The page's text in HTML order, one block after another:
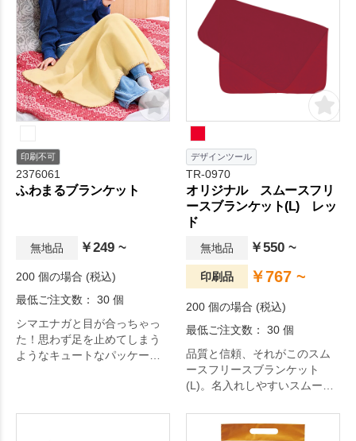
印刷不可
2376061
ふわまるブランケット
無地品 ￥249 ~
200 個の場合 (税込)
最低ご注文数： 30 個
シマエナガと目が合っちゃっ
た！思わず足を止めてしまう
ようなキュートなパッケージ
デザインツール
TR-0970
オリジナル スムースフリ
ースブランケット(L) レッ
ド
無地品 ￥550 ~
印刷品 ￥767 ~
200 個の場合 (税込)
最低ご注文数： 30 個
品質と信頼、それがこのスム
ースフリースブランケット
(L)。名入れしやすいスムース
能的なダブルフェイスが嬉し
いフリースブランケットで